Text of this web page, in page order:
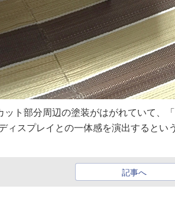
ット部分周辺の塗装がはがれていて、
ィスプレイとの一体感を演出するとい
記事へ